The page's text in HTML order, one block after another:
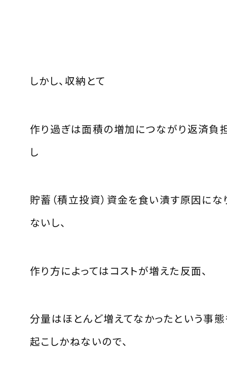
しかし、収納とて
作り過ぎは面積の増加につながり返済負
し
貯蓄（積立投資）資金を食い潰す原因にな
ないし、
作り方によってはコストが増えた反面、
分量はほとんど増えてなかったという事
起こしかねないので、